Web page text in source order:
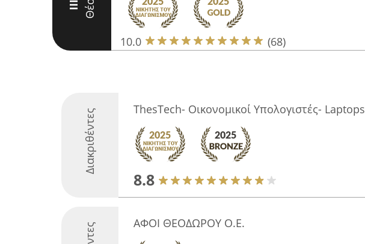
III
10.0 (68)
Διακριθέντες ThesTech- Οικονομικοί Υπολογιστές- Laptops
8.8
ΑΦΟΙ ΘΕΟΔΩΡΟΥ Ο.Ε.